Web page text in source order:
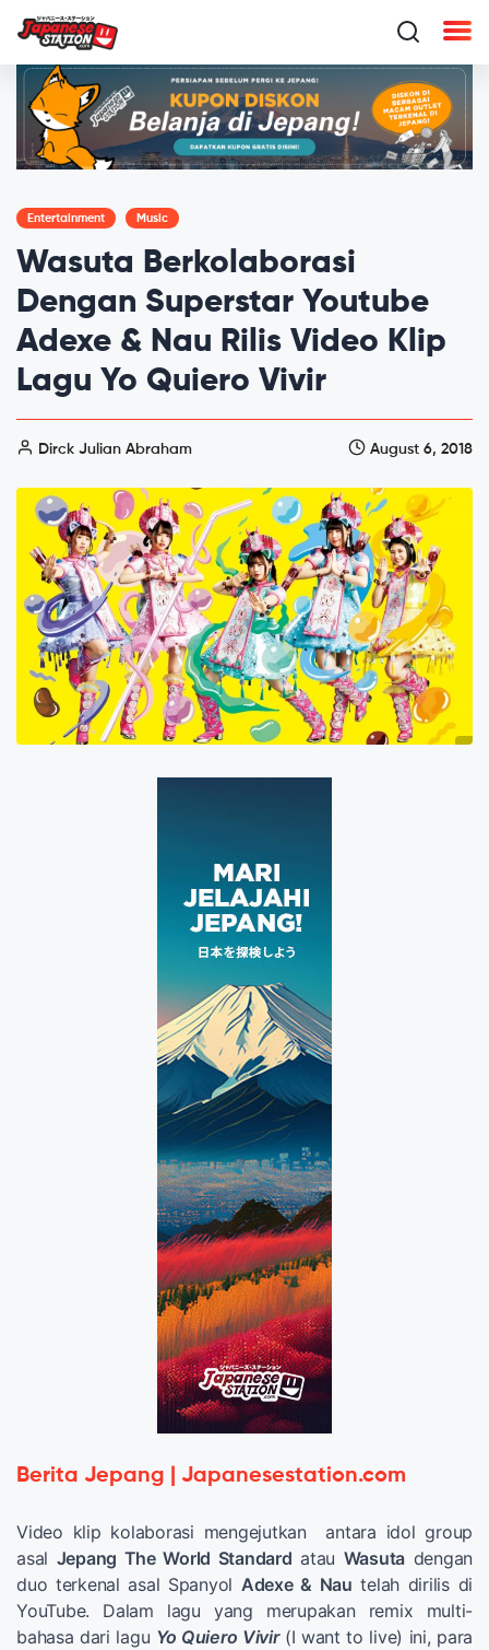
Entertainment Music
Wasuta Berkolaborasi
Dengan Superstar Youtube
Adexe & Nau Rilis Video Klip
Lagu Yo Quiero Vivir
Dirck Julian Abraham August 6, 2018
Berita Jepang | Japanesestation.com
Video klip kolaborasi mengejutkan antara idol group
asal Jepang The World Standard atau Wasuta dengan
duo terkenal asal Spanyol Adexe & Nau telah dirilis di
YouTube. Dalam lagu yang merupakan remix multi-
bahasa dari lagu Yo Quiero Vivir(I want to live) ini, para